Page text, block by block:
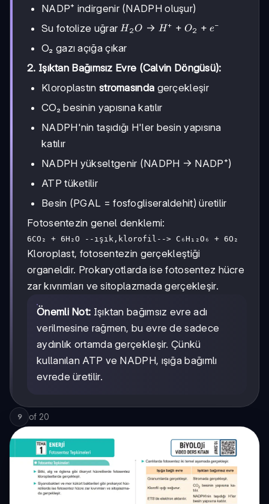
NADP⁺ indirgenir (NADPH oluşur)
Su fotolize uğrarH₂O
H⁺
+
+
H 2O → H+ + O2 + e−
O₂ gazı açığa çıkar
2. Işıktan Bağımsız Evre (Calvin Döngüsü):
Kloroplastın stromasında gerçekleşir
CO₂ besinin yapısına katılır
NADPH'nin taşıdığı H'ler besin yapısına
katılır
NADPH yükseltgenir (NADPH → NADP⁺)
ATP tüketilir
Besin (PGAL = fosfogliseraldehit) üretilir
Fotosentezin genel denklemi:
6CO₂ + 6H₂O --ışık,klorofil--> C₆H₁₂O₆ + 6O₂
Kloroplast, fotosentezin gerçekleştiği
organeldir. Prokaryotlarda ise fotosentez hücre
zar kıvrımları ve sitoplazmada gerçekleşir.
Önemli Not: Işıktan bağımsız evre adı
verilmesine rağmen, bu evre de sadece
aydınlık ortamda gerçekleşir. Çünkü
kullanılan ATP ve NADPH, ışığa bağımlı
evrede üretilir.
9 of 20